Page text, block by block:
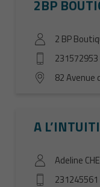
2BP
2 BP
231572953
82 Avenue
A
Adeline
231245561